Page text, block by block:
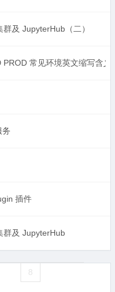
及 JupyterHub（二）
常见环境英文缩写含义
务
插件
群及 JupyterHub
8